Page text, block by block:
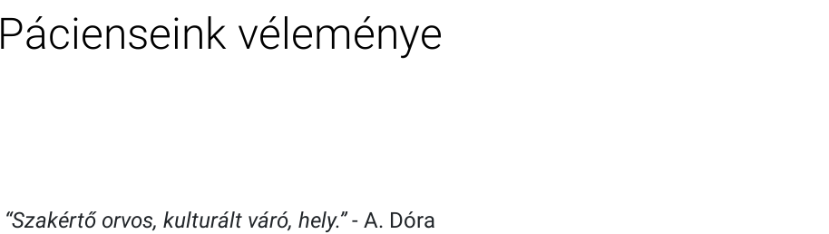
Pácienseink véleménye
“Szakértő orvos, kulturált váró, hely.”- A. Dóra